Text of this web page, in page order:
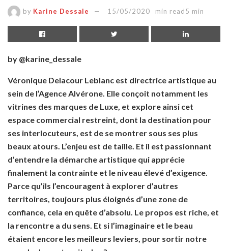
by Karine Dessale 15/05/2020 min read5 min
by @karine_dessale
Véronique Delacour Leblanc est directrice artistique au
sein de l’Agence Alvérone. Elle conçoit notamment les
vitrines des marques de Luxe, et explore ainsi cet
espace commercial restreint, dont la destination pour
ses interlocuteurs, est de se montrer sous ses plus
beaux atours. L’enjeu est de taille. Et il est passionnant
d’entendre la démarche artistique qui apprécie
finalement la contrainte et le niveau élevé d’exigence.
Parce qu’ils l’encouragent à explorer d’autres
territoires, toujours plus éloignés d’une zone de
confiance, cela en quête d’absolu. Le propos est riche, et
la rencontre a du sens. Et si l’imaginaire et le beau
étaient encore les meilleurs leviers, pour sortir notre